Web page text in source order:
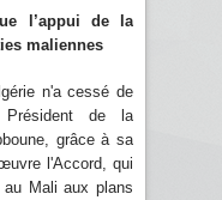
l’appui de la
maliennes
n'a cessé de
de la
grâce à sa
l'Accord, qui
Mali aux plans